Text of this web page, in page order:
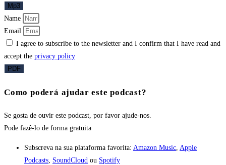
Mp3
Name
Email
I agree to subscribe to the newsletter and I confirm that I have read and
accept the privacy policy
PDF
Como poderá ajudar este podcast?
Se gosta de ouvir este podcast, por favor ajude-nos.
Pode fazê-lo de forma gratuita
Subscreva na sua plataforma favorita: Amazon Music, Apple
Podcasts, SoundCloud ou Spotify